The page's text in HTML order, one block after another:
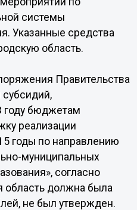
системы
Указанные средства
область.
Правительства
году бюджетам
реализации
годы по направлению
муниципальных
согласно
область должна была
не был утвержден.